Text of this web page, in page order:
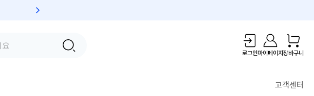
로그인마이페이지장바구니
고객센터